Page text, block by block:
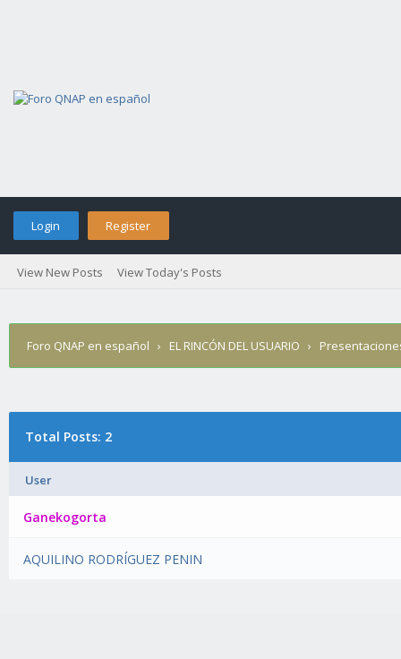
Login Register
View New Posts View Today's Posts
Foro QNAP en español › EL RINCÓN DEL USUARIO ›
Total Posts: 2
User
Ganekogorta
AQUILINO RODRÍGUEZ PENIN